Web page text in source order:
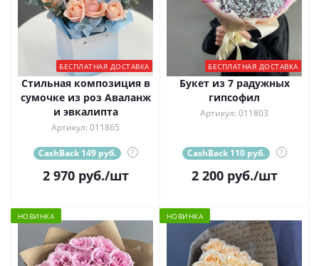
БЕСПЛАТНАЯ ДОСТАВКА
Стильная композиция в
сумочке из роз Аваланж
и эвкалипта
Артикул: 011865
CashBack 149 руб. ?
2 970руб./шт
БЕСПЛАТНАЯ ДОСТАВКА
Букет из 7 радужных
гипсофил
Артикул: 011803
CashBack 110 руб. ?
2 200руб./шт
НОВИНКА НОВИНКА